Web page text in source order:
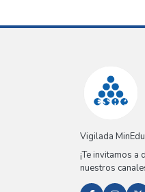
Vigilada
¡Te invitamos a
nuestros